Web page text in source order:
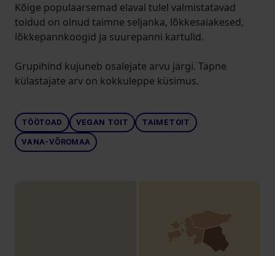
Kõige populaarsemad elaval tulel valmistatavad
toidud on olnud taimne seljanka, lõkkesaiakesed,
lõkkepannkoogid ja suurepanni kartulid.
Grupihind kujuneb osalejate arvu järgi. Täpne
külastajate arv on kokkuleppe küsimus.
TÖÖTOAD VEGAN TOIT TAIMETOIT
VANA-VÕROMAA